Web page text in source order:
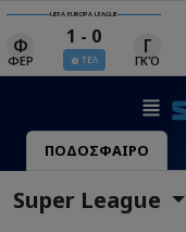
UEFA EUROPA LEAGUE
Κ 18:00
06 Αυγ ΟΥΝ
ΠΟΔΟΣΦΑΙΡΟ
Super League